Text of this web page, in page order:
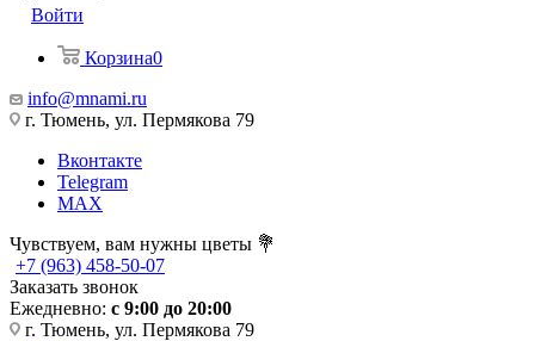
Войти
Корзина0
info@mnami.ru
г. Тюмень, ул. Пермякова 79
Вконтакте
Telegram
MAX
Чувствуем, вам нужны цветы 💐
+7 (963) 458-50-07
Заказать звонок
Ежедневно: с 9:00 до 20:00
г. Тюмень, ул. Пермякова 79